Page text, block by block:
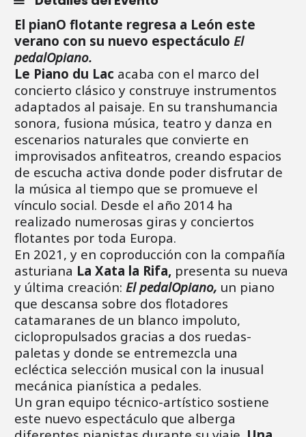
El pianO flotante regresa a León este
verano con su nuevo espectáculo El
pedalOpiano.
Le Piano du Lac acaba con el marco del
concierto clásico y construye instrumentos
adaptados al paisaje. En su transhumancia
sonora, fusiona música, teatro y danza en
escenarios naturales que convierte en
improvisados anfiteatros, creando espacios
de escucha activa donde poder disfrutar de
la música al tiempo que se promueve el
vínculo social. Desde el año 2014 ha
realizado numerosas giras y conciertos
flotantes por toda Europa.
En 2021, y en coproducción con la compañía
asturiana La Xata la Rifa, presenta su nueva
y última creación: El pedalOpiano, un piano
que descansa sobre dos flotadores
catamaranes de un blanco impoluto,
ciclopropulsados gracias a dos ruedas-
paletas y donde se entremezcla una
ecléctica selección musical con la inusual
mecánica pianística a pedales.
Un gran equipo técnico-artístico sostiene
este nuevo espectáculo que alberga